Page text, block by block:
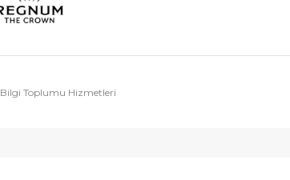
Bilgi Toplumu Hizmetleri